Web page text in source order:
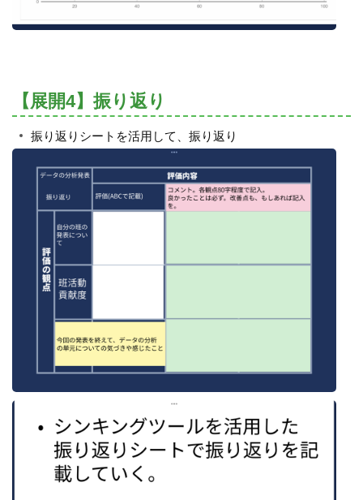
【展開4】振り返り
振り返りシートを活用して、振り返り